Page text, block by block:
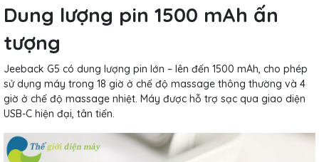
Dung lượng pin 1500 mAh ấn
tượng
Jeeback G5 có dung lượng pin lớn – lên đến 1500 mAh, cho phép
sử dụng máy trong 18 giờ ở chế độ massage thông thường và 4
giờ ở chế độ massage nhiệt. Máy được hỗ trợ sạc qua giao diện
USB-C hiện đại, tân tiến.